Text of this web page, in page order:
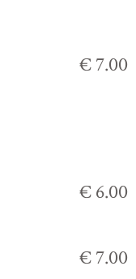
€ 7.00
€ 6.00
€ 7.00